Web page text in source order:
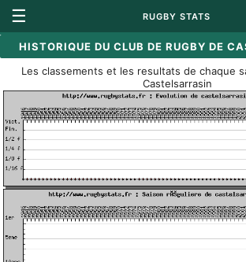
☰ RUGBY STATS
HISTORIQUE DU CLUB DE RUGBY DE
Les classements et les resultats de chaque
Castelsarrasin